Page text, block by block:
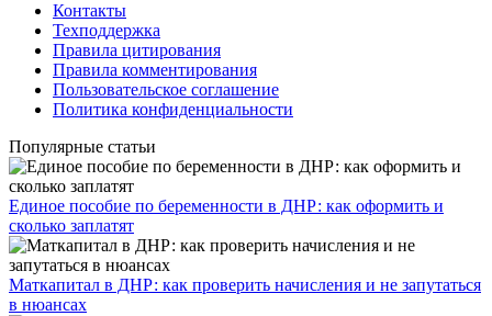
Контакты
Техподдержка
Правила цитирования
Правила комментирования
Пользовательское соглашение
Политика конфиденциальности
Популярные статьи
Единое пособие по беременности в ДНР: как оформить и
сколько заплатят
​Маткапитал в ДНР: как проверить начисления и не запутаться
в нюансах